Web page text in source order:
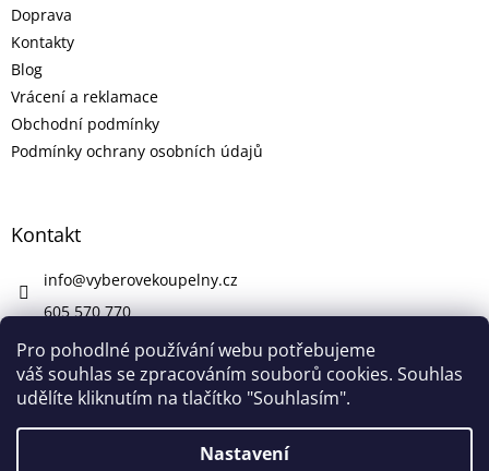
Pro pohodlné používání webu potřebujeme
váš souhlas se zpracováním souborů cookies. Souhlas
udělíte kliknutím na tlačítko "Souhlasím".
Nastavení
Doprava
Kontakty
Blog
Vrácení a reklamace
Obchodní podmínky
Podmínky ochrany osobních údajů
Kontakt
info@vyberovekoupelny.cz
605 570 770
https://www.facebook.com/vyberovekoupelny/